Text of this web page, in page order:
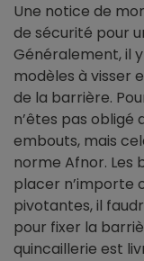
Une notice de
de sécurité pour
Généralement, il
modèles à visser
de la barrière.
n’êtes pas obligé
embouts, mais
norme Afnor. Les
placer n’importe
pivotantes, il
pour fixer la
quincaillerie est